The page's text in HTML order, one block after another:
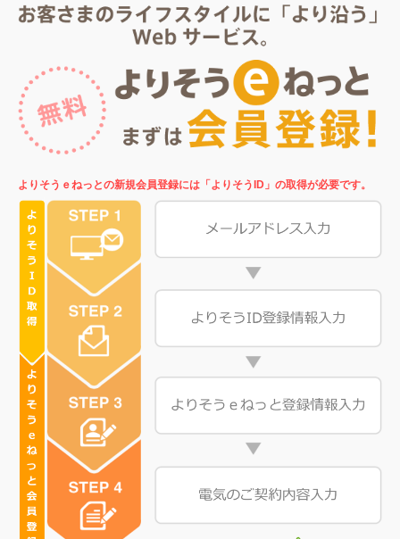
よりそうｅねっとの新規会員登録には「よりそうID」の取得が必要です。